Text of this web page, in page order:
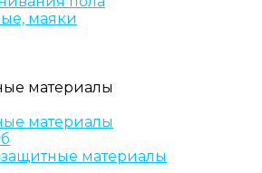
маяки
материалы
материалы
материалы